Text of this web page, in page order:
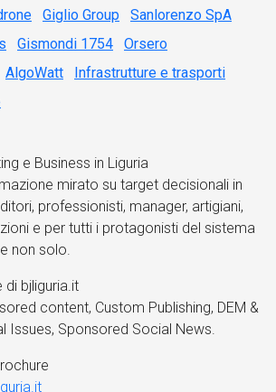
Giglio Group
Sanlorenzo SpA
Gismondi 1754
Orsero
AlgoWatt
Infrastrutture e trasporti
e Business in Liguria
mirato su target decisionali in
professionisti, manager, artigiani,
e per tutti i protagonisti del sistema
non solo.
di bjliguria.it
content, Custom Publishing, DEM &
Issues, Sponsored Social News.